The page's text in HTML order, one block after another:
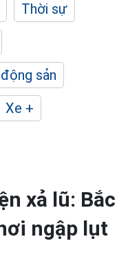
Thời sự
sản
Xe +
xả lũ: Bắc
ngập lụt